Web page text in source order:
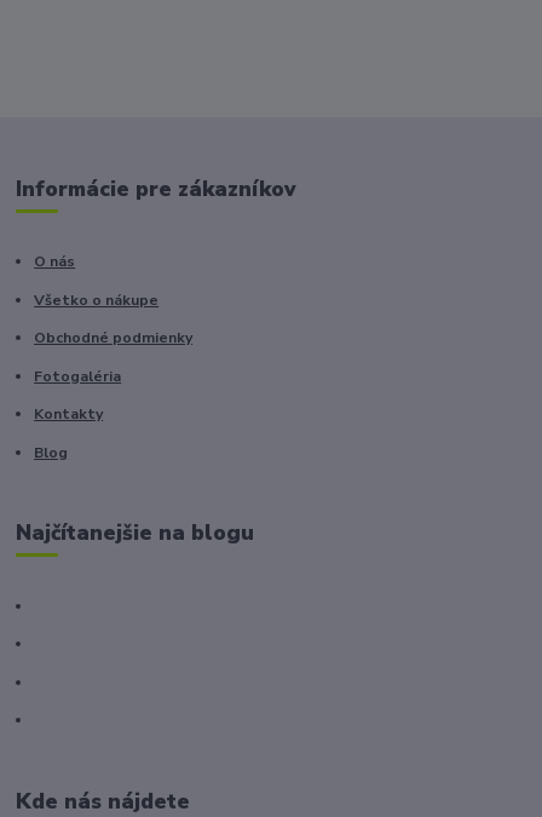
Informácie pre zákazníkov
O nás
Všetko o nákupe
Obchodné podmienky
Fotogaléria
Kontakty
Blog
Najčítanejšie na blogu
Kde nás nájdete